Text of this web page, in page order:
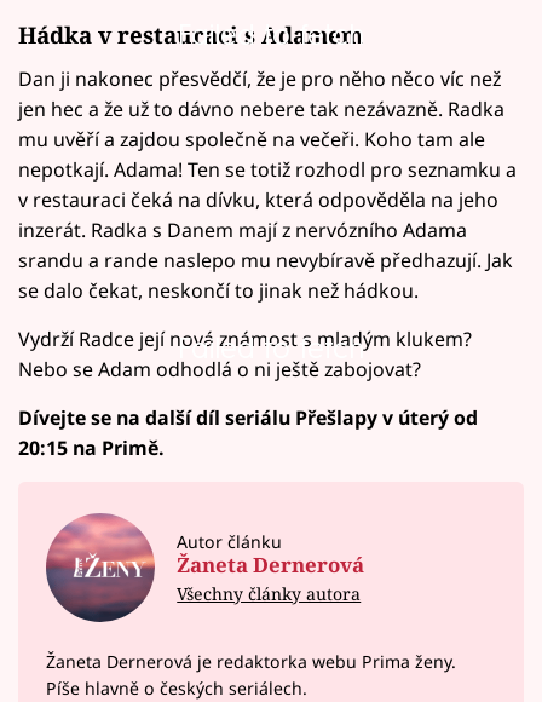
Failed to fetch
Hádka v restauraci s Adamem
Dan ji nakonec přesvědčí, že je pro něho něco víc než
jen hec a že už to dávno nebere tak nezávazně. Radka
mu uvěří a zajdou společně na večeři. Koho tam ale
nepotkají. Adama! Ten se totiž rozhodl pro seznamku a
v restauraci čeká na dívku, která odpověděla na jeho
inzerát. Radka s Danem mají z nervózního Adama
srandu a rande naslepo mu nevybíravě předhazují. Jak
se dalo čekat, neskončí to jinak než hádkou.
Failed to fetch
Vydrží Radce její nová známost s mladým klukem?
Nebo se Adam odhodlá o ni ještě zabojovat?
Dívejte se na další díl seriálu Přešlapy v úterý od
20:15 na Primě.
Autor článku
Žaneta Dernerová
Všechny články autora
Žaneta Dernerová je redaktorka webu Prima ženy.
Píše hlavně o českých seriálech.